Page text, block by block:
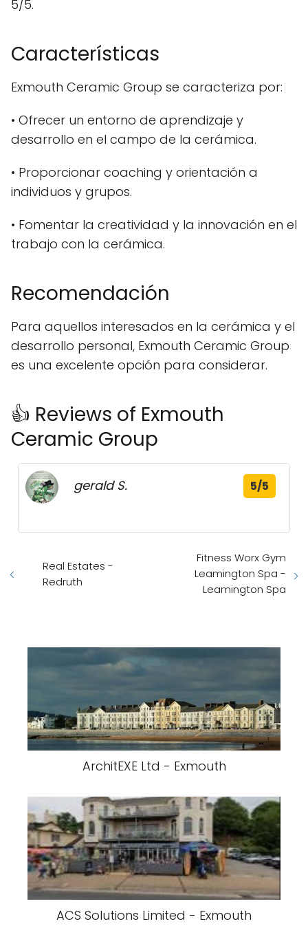
5/5.
Características
Exmouth Ceramic Group se caracteriza por:
• Ofrecer un entorno de aprendizaje y
desarrollo en el campo de la cerámica.
• Proporcionar coaching y orientación a
individuos y grupos.
• Fomentar la creatividad y la innovación en el
trabajo con la cerámica.
Recomendación
Para aquellos interesados en la cerámica y el
desarrollo personal, Exmouth Ceramic Group
es una excelente opción para considerar.
👍 Reviews of Exmouth
Ceramic Group
gerald S. 5/5
Real Estates -
Redruth
Fitness Worx Gym
Leamington Spa -
Leamington Spa
ArchitEXE Ltd - Exmouth
ACS Solutions Limited - Exmouth